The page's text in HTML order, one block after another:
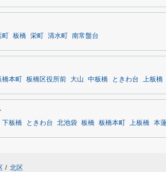
板橋 栄町 清水町 南常盤台
橋本町 板橋区役所前 大山 中板橋 ときわ台 上板橋
下板橋 ときわ台 北池袋 板橋 板橋本町 上板橋 本
/ 北区